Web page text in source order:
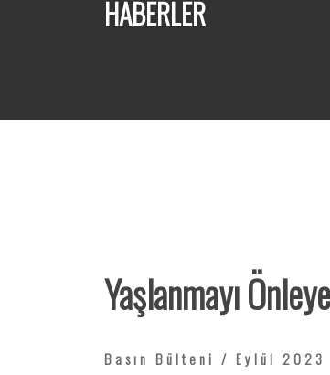
HABERLER
Yaşlanmayı
Basın Bülteni / Eylül 2023